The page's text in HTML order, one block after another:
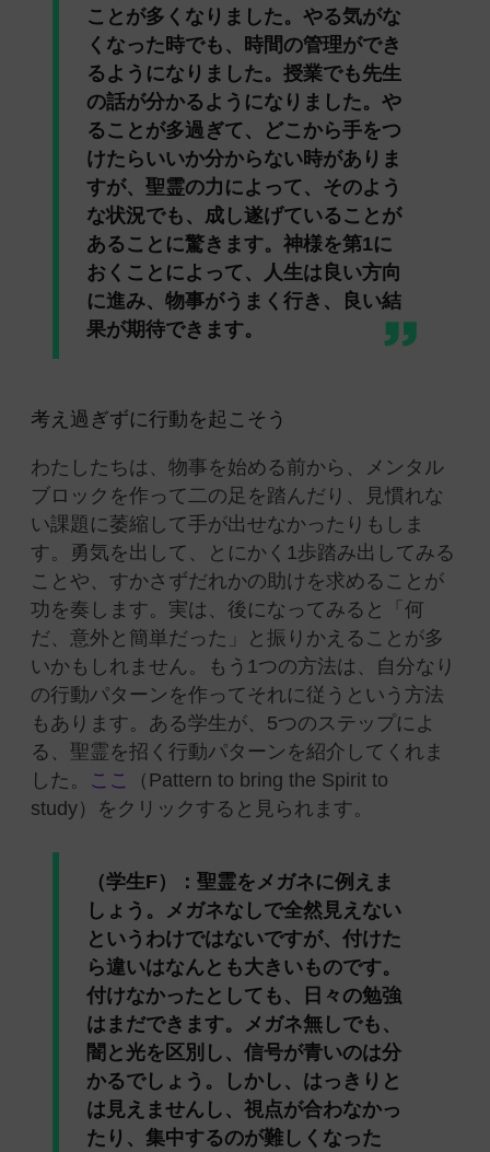
ことが多くなりました。やる気がな
くなった時でも、時間の管理ができ
るようになりました。授業でも先生
の話が分かるようになりました。や
ることが多過ぎて、どこから手をつ
けたらいいか分からない時がありま
すが、聖霊の力によって、そのよう
な状況でも、成し遂げていることが
あることに驚きます。神様を第1に
おくことによって、人生は良い方向
に進み、物事がうまく行き、良い結
果が期待できます。
考え過ぎずに行動を起こそう
わたしたちは、物事を始める前から、メンタル
ブロックを作って二の足を踏んだり、見慣れな
い課題に萎縮して手が出せなかったりもしま
す。勇気を出して、とにかく1歩踏み出してみる
ことや、すかさずだれかの助けを求めることが
功を奏します。実は、後になってみると「何
だ、意外と簡単だった」と振りかえることが多
いかもしれません。もう1つの方法は、自分なり
の行動パターンを作ってそれに従うという方法
もあります。ある学生が、5つのステップによ
る、聖霊を招く行動パターンを紹介してくれま
した。 ここ
（Pattern to bring the Spirit to
study）をクリックすると見られます。
（学生F）：聖霊をメガネに例えま
しょう。メガネなしで全然見えない
というわけではないですが、付けた
ら違いはなんとも大きいものです。
付けなかったとしても、日々の勉強
はまだできます。メガネ無しでも、
闇と光を区別し、信号が青いのは分
かるでしょう。しかし、はっきりと
は見えませんし、視点が合わなかっ
たり、集中するのが難しくなった